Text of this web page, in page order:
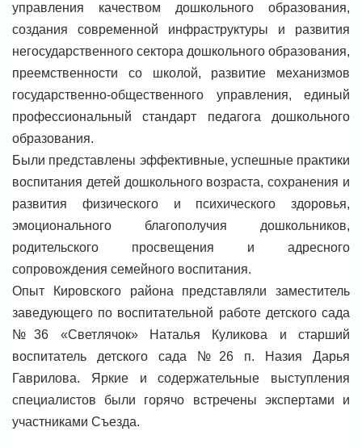
управления качеством дошкольного образования,
создания современной инфраструктуры и развития
негосударственного сектора дошкольного образования,
преемственности со школой, развитие механизмов
государственно-общественного управления, единый
профессиональный стандарт педагога дошкольного
образования.
Были представлены эффективные, успешные практики
воспитания детей дошкольного возраста, сохранения и
развития физического и психического здоровья,
эмоционального благополучия дошкольников,
родительского просвещения и адресного
сопровождения семейного воспитания.
Опыт Кировского района представляли заместитель
заведующего по воспитательной работе детского сада
№36 «Светлячок» Наталья Куликова и старший
воспитатель детского сада №26 п. Назия Дарья
Гаврилова. Яркие и содержательные выступления
специалистов были горячо встречены экспертами и
участниками Съезда.